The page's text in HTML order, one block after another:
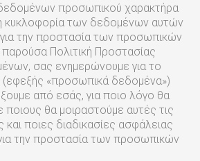
προσωπικού χαρακτήρα
κυκλοφορία των δεδομένων αυτών
την προστασία των προσωπικών
Πολιτική Προστασίας
σας ενημερώνουμε για το
«προσωπικά δεδομένα»)
από εσάς, για ποιο λόγο θα
ποιους θα μοιραστούμε αυτές τις
ποιες διαδικασίες ασφάλειας
την προστασία των προσωπικών